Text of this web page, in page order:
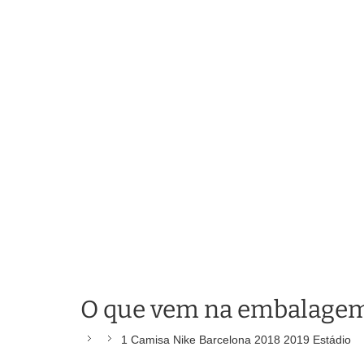
O que vem na
1 Camisa Nike Barcelona 2018 2019 Estádio